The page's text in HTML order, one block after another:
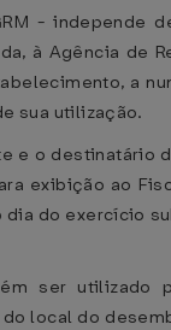
- independe
à Agência de
a
sua utilização.
e o destinatário
exibição ao
do exercício
ser utilizado
local do